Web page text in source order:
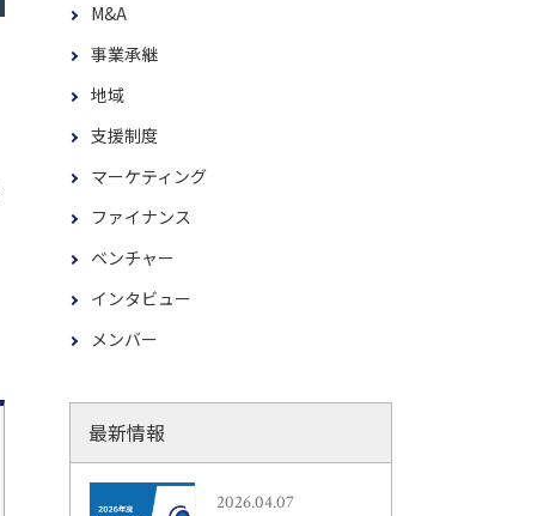
M&A
事業承継
地域
支援制度
マーケティング
ファイナンス
ベンチャー
インタビュー
メンバー
最新情報
2026.04.07